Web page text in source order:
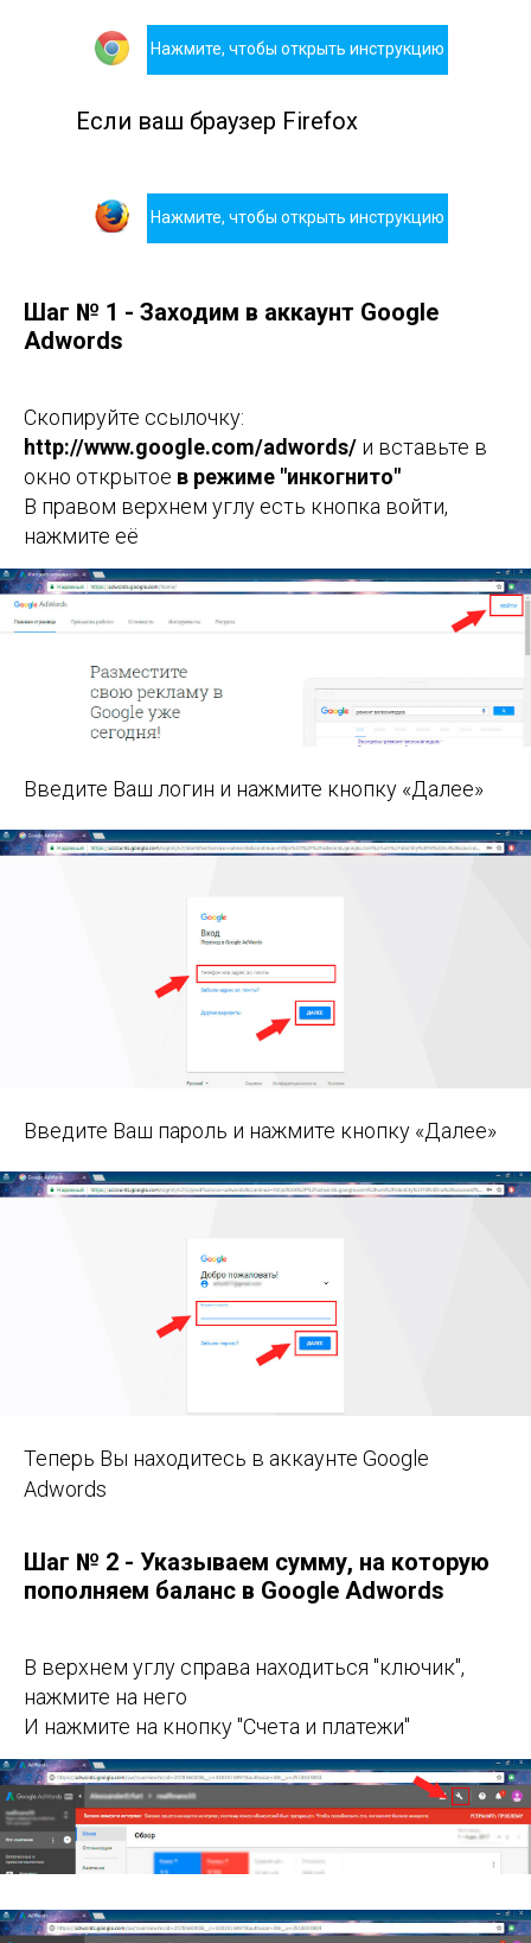
Если ваш браузер Firefox
Нажмите, чтобы открыть инструкцию
Нажмите, чтобы открыть инструкцию
Шаг № 1 - Заходим в аккаунт Google
Adwords
Скопируйте ссылочку:
http://www.google.com/adwords/ и вставьте в
окно открытое в режиме "инкогнито"
В правом верхнем углу есть кнопка войти,
нажмите её
Введите Ваш логин и нажмите кнопку «Далее»
Введите Ваш пароль и нажмите кнопку «Далее»
Теперь Вы находитесь в аккаунте Google
Adwords
Шаг № 2 - Указываем сумму, на которую
пополняем баланс в Google Adwords
В верхнем углу справа находиться "ключик",
нажмите на него
И нажмите на кнопку "Счета и платежи"